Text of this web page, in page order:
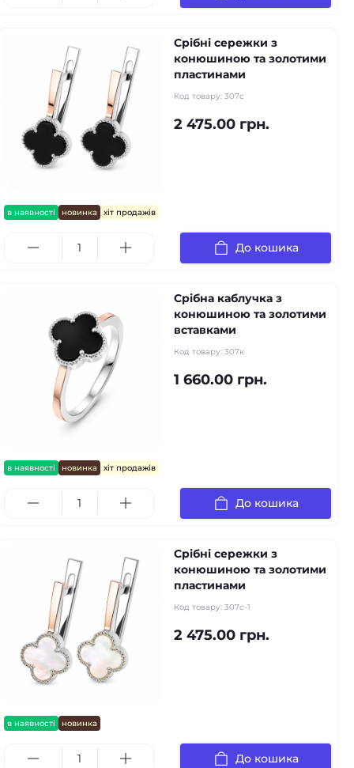
в наявності новинка хіт продажів
Срібні сережки з
конюшиною та золотими
пластинами
Код товару: 307с
2 475.00 грн.
До кошика
в наявності новинка хіт продажів
Срібна каблучка з
конюшиною та золотими
вставками
Код товару: 307к
1 660.00 грн.
До кошика
в наявності новинка
Срібні сережки з
конюшиною та золотими
пластинами
Код товару: 307с-1
2 475.00 грн.
До кошика